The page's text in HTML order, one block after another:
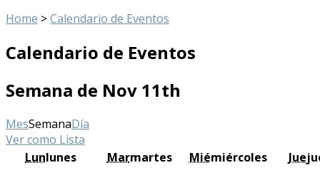
Home >Calendario de Eventos
Calendario de Eventos
Semana de Nov 11th
MesSemanaDía
Ver como Lista
Lunlunes Marmartes Miémiércoles Jue